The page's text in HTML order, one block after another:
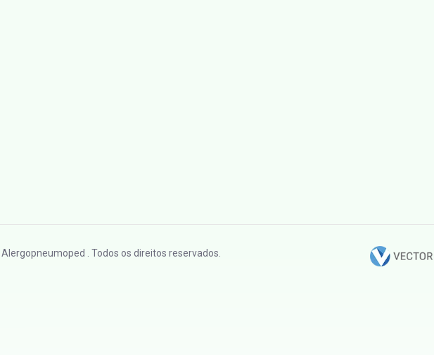
| Alergopneumoped . Todos os direitos reservados.